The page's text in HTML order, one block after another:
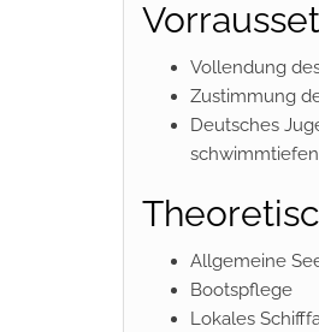
Vollendung
Zustimmung
Deutsches
schwimmtiefen
Allgemeine
Bootspflege
Lokales